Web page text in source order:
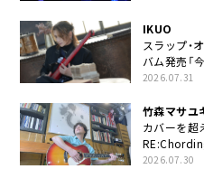
IKUO
スラップ・
バム発売「
クトに」
2026.07.31
竹森マサユ
カバーを超
2026.07.30